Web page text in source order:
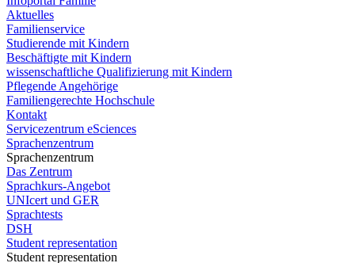
Aktuelles
Familienservice
Studierende mit Kindern
Beschäftigte mit Kindern
wissenschaftliche Qualifizierung mit Kindern
Pflegende Angehörige
Familiengerechte Hochschule
Kontakt
Servicezentrum eSciences
Sprachenzentrum
Sprachenzentrum
Das Zentrum
Sprachkurs-Angebot
UNIcert und GER
Sprachtests
DSH
Student representation
Student representation